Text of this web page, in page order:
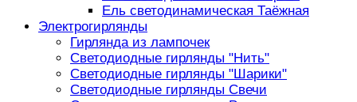
Ель светодинамическая Таёжная
Электрогирлянды
Гирлянда из лампочек
Светодиодные гирлянды "Нить"
Светодиодные гирлянды "Шарики"
Светодиодные гирлянды Свечи